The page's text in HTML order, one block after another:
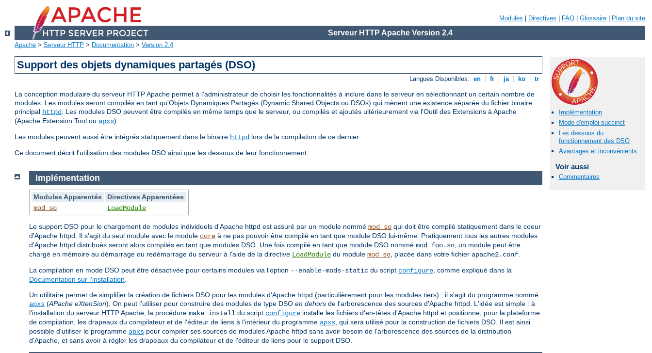
Modules Directives FAQ Glossaire Plan du site
Serveur HTTP Apache Version 2.4
Apache > Serveur HTTP > Documentation > Version 2.4
Support des objets dynamiques partagés (DSO)
Langues Disponibles: en fr ja ko tr
La conception modulaire du serveur HTTP Apache permet à l'administrateur de choisir les fonctionnalités à inclure dans le serveur en sélectionnant un certain nombre de
modules. Les modules seront compilés en tant qu'Objets Dynamiques Partagés (Dynamic Shared Objects ou DSOs) qui mènent une existence séparée du fichier binaire
principal httpd. Les modules DSO peuvent être compilés en même temps que le serveur, ou compilés et ajoutés ultérieurement via l'Outil des Extensions à Apache
(Apache Extension Tool ou apxs).
Les modules peuvent aussi être intégrés statiquement dans le binaire httpd lors de la compilation de ce dernier.
Ce document décrit l'utilisation des modules DSO ainsi que les dessous de leur fonctionnement.
Implémentation
Mode d'emploi succinct
Les dessous du
fonctionnement des DSO
Avantages et inconvénients
Voir aussi
Commentaires
Implémentation
Modules Apparentés
Directives Apparentées
mod_so
LoadModule
Le support DSO pour le chargement de modules individuels d'Apache httpd est assuré par un module nommé mod_so qui doit être compilé statiquement dans le coeur
d'Apache httpd. Il s'agit du seul module avec le module core à ne pas pouvoir être compilé en tant que module DSO lui-même. Pratiquement tous les autres modules
d'Apache httpd distribués seront alors compilés en tant que modules DSO. Une fois compilé en tant que module DSO nommé mod_foo.so , un module peut être
chargé en mémoire au démarrage ou redémarrage du serveur à l'aide de la directive LoadModule du module mod_so , placée dans votre fichier apache2.conf
La compilation en mode DSO peut être désactivée pour certains modules via l'option --enable-mods-static du script configure , comme expliqué dans la
Documentation sur l'installation
Un utilitaire permet de simplifier la création de fichiers DSO pour les modules d'Apache httpd (particulièrement pour les modules tiers) ; il s'agit du programme nommé
apxs (APache eXtenSion). On peut l'utiliser pour construire des modules de type DSO en dehors de l'arborescence des sources d'Apache httpd. L'idée est simple : à
l'installation du serveur HTTP Apache, la procédure make install du script configure installe les fichiers d'en-têtes d'Apache httpd et positionne, pour la plateforme
de compilation, les drapeaux du compilateur et de l'éditeur de liens à l'intérieur du programme apxs , qui sera utilisé pour la construction de fichiers DSO. Il est ainsi
possible d'utiliser le programme apxs pour compiler ses sources de modules Apache httpd sans avoir besoin de l'arborescence des sources de la distribution
d'Apache, et sans avoir à régler les drapeaux du compilateur et de l'éditeur de liens pour le support DSO.